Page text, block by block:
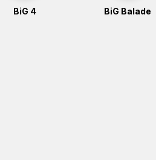
BiG 4 BiG Balade